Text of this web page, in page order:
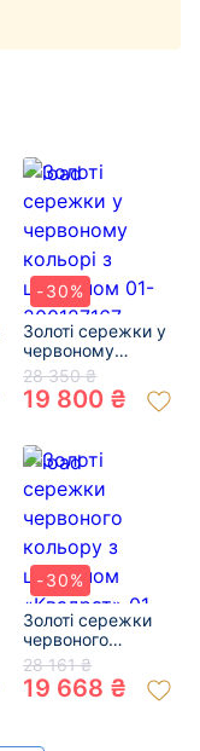
-30%
Золоті сережки у
червоному
кольорі з
цирконом 01-
200127167
28 350 ₴
19 800 ₴
-30%
Золоті сережки
червоного
кольору з
цирконом
«Квадрат» 01-
28 161 ₴
19 668 ₴